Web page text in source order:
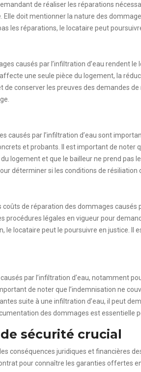
de réaliser les réparations
doit mentionner la nature des
les réparations, le locataire peut
causés par l’infiltration d’eau
une seule pièce du logement, la
de conserver les preuves des demandes
causés par l’infiltration d’eau sont
et probants. Il est important de noter
logement et que le bailleur ne prend
déterminer si les conditions de résiliation
de réparation des dommages
procédures légales en vigueur pour
le locataire peut le poursuivre en justice.
par l’infiltration d’eau, notamment
de noter que l’indemnisation ne
suite à une infiltration d’eau, il peut
des dommages est essentielle
sécurité crucial
conséquences juridiques et financières
pour connaître les garanties offertes en